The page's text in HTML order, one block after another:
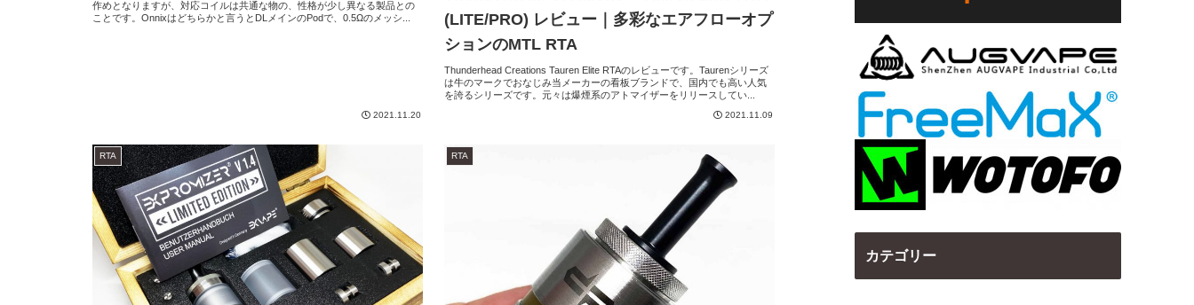
作めとなりますが、対応コイルは共通な物の、性格が少し異なる製品との
ことです。Onnixはどちらかと言うとDLメインのPodで、0.5Ωのメッシ...
2021.11.20
(LITE/PRO) レビュー｜多彩なエアフローオプ
ションのMTL RTA
Thunderhead Creations Tauren Elite RTAのレビューです。Taurenシリーズ
は牛のマークでおなじみ当メーカーの看板ブランドで、国内でも高い人気
を誇るシリーズです。元々は爆煙系のアトマイザーをリリースしてい...
2021.11.09
RTA RTA
カテゴリー